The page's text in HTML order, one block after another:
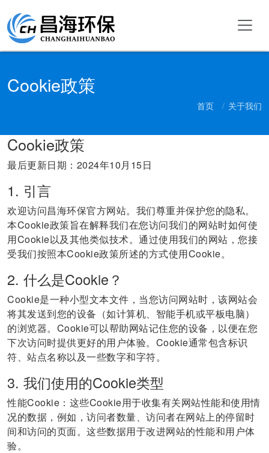
Cookie政策
首页 关于我们
Cookie政策
最后更新日期：2024年10月15日
1. 引言
欢迎访问昌海环保官方网站。我们尊重并保护您的隐私。
本Cookie政策旨在解释我们在您访问我们的网站时如何使
用Cookie以及其他类似技术。通过使用我们的网站，您接
受我们按照本Cookie政策所述的方式使用Cookie。
2. 什么是Cookie？
Cookie是一种小型文本文件，当您访问网站时，该网站会
将其发送到您的设备（如计算机、智能手机或平板电脑）
的浏览器。Cookie可以帮助网站记住您的设备，以便在您
下次访问时提供更好的用户体验。Cookie通常包含标识
符、站点名称以及一些数字和字符。
3. 我们使用的Cookie类型
性能Cookie：这些Cookie用于收集有关网站性能和使用情
况的数据，例如，访问者数量、访问者在网站上的停留时
间和访问的页面。这些数据用于改进网站的性能和用户体
验。